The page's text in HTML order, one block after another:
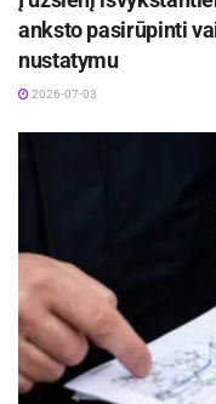
anksto pasirūpinti
nustatymu
2026-07-03